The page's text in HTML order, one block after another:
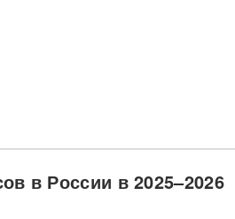
в России в 2025–2026